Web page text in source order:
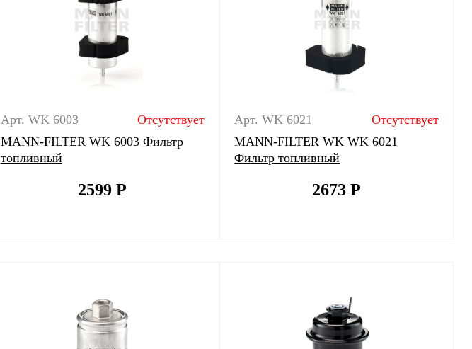
Арт. WK 6003
Отсутствует
MANN-FILTER WK 6003 Фильтр
топливный
2599Р
Арт. WK 6021
Отсутствует
MANN-FILTER WK WK 6021
Фильтр топливный
2673Р